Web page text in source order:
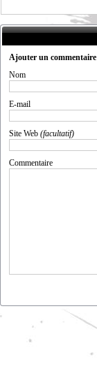
Ajouter un commentaire
Nom
E-mail
Site Web (facultatif)
Commentaire